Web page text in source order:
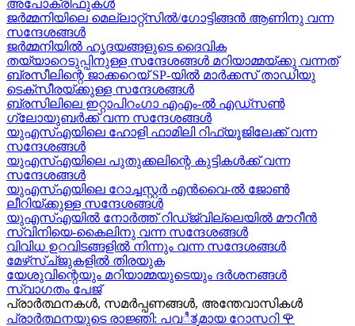
അപോക്രിഫുകള്‍
ജർമ്മനിയിലെ മെല്ലാറ്റ്സിൽ/ഗോട്ടിങ്ങൻ ആണിനു വന്ന
സന്ദേശങ്ങൾ
ജർമ്മനിയിൽ ഹൃദയങ്ങളുടെ ദൈവിക
തയ്യാറെടുപ്പിനുള്ള സന്ദേശങ്ങൾ മറിയാമ്മയ്ക്കു വന്നത്
ബ്രസീലിന്റെ ജാക്കറെയ്‍ SP-യിൽ മാർക്കസ് താഡിയു
ടെക്സീരയ്ക്കുള്ള സന്ദേശങ്ങള്‍
ബ്രസിലിലെ ഇറ്റാപിറംഗാ എഎം-ൽ എഡ്സൺ
ഗ്ലോയുബർക്ക് വന്ന സന്ദേശങ്ങൾ
യുഎസ്എയിലെ ഹോളി ഫാമിലി റിഫ്യൂജിലേക്ക് വന്ന
സന്ദേശങ്ങൾ
യുഎസ്എയിലെ പുതുക്കലിന്റെ കുട്ടികള്‍ക്ക് വന്ന
സന്ദേശങ്ങള്‍
യുഎസ്എയിലെ റോച്ചസ്റ്റർ എൻവൈ-ൽ ജോൺ
ലീറിയ്ക്കുള്ള സന്ദേശങ്ങൾ
യുഎസ്എയിൽ നോർത്ത് റിഡ്ജ്വില്ലെയിൽ മൗറീൻ
സ്വിനിയെ-കൈലിനു വന്ന സന്ദേശങ്ങള്‍
വിവിധ ഉറവിടങ്ങളിൽ നിന്നും വന്ന സന്ദേശങ്ങൾ
മേഴ്‍സ്ച്ജുകളിൽ തിരയുക
യേശുവിന്റെയും മറിയാമ്മയുടെയും ദർശനങ്ങൾ
സ്വാഗതം പേജ്
പ്രാർത്ഥനകൾ, സമർപ്പണങ്ങൾ, അന്തേവാസികൾ
പ്രാർത്ഥനയുടെ രാജ്ഞി: പവಿತ್ರമായ റോസറി 🌹